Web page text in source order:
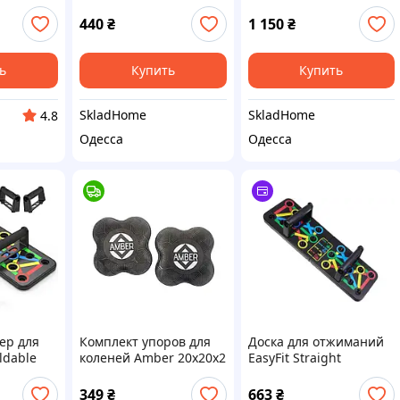
для
4.8
(Скошені)
440₴
Купить
SkladHome
Одесса
1 150 ₴
Купить
SkladHome
Одесса
для
Комплект упоров для
коленей Amber 20х20х2
(13429) D11-2026
349₴
Доска для отжиманий
EasyFit Straight
регулируемый
663 ₴